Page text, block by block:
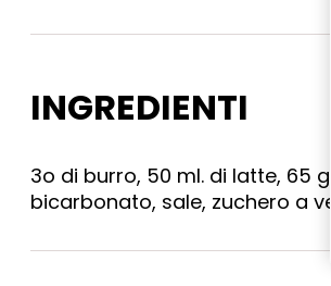
INGREDIENTI
3o di burro, 50 ml. di latte, 65
bicarbonato, sale, zuchero a